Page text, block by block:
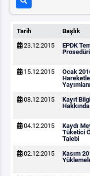
TEMİNAT
BÜLTENLER
DUYURULAR
BT HİZMET
Tarih Başlık
23.12.2015
EPDK
15.12.2015
Ocak
08.12.2015
Kayıt
Hakkında
04.12.2015
Kaydı
Tüketici
Talebi
02.12.2015
Kasım